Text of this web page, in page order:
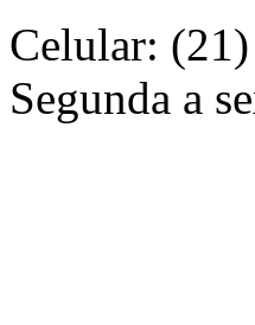
Celular:
Segunda a